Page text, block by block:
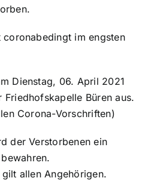
im engsten
Dienstag, 06. April 2021
Friedhofskapelle Büren aus.
Corona-Vorschriften)
der Verstorbenen ein
allen Angehörigen.